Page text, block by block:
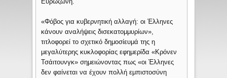
«Φόβος για κυβερνητική αλλαγή: οι Έλληνες
κάνουν αναλήψεις δισεκατομμυρίων»,
τιτλοφορεί το σχετικό δημοσίευμά της η
μεγαλύτερης κυκλοφορίας εφημερίδα «Κρόνεν
Τσάιτουνγκ» σημειώνοντας πως «οι Έλληνες
δεν φαίνεται να έχουν πολλή εμπιστοσύνη